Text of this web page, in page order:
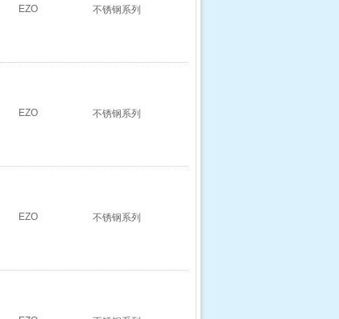
EZO 不锈钢系列
EZO 不锈钢系列
EZO 不锈钢系列